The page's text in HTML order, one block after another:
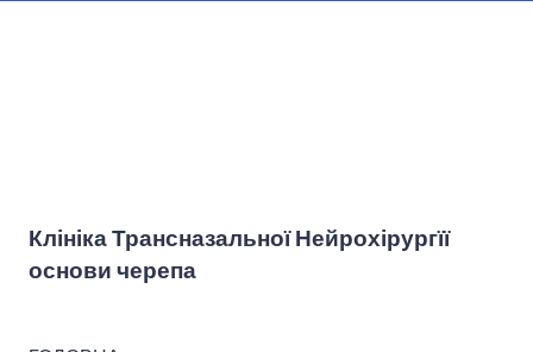
Клініка Трансназальної Нейрохірургїї
основи черепа